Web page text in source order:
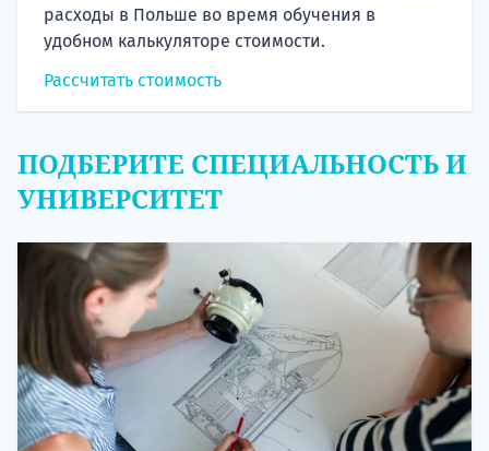
расходы в Польше во время обучения в
удобном калькуляторе стоимости.
Рассчитать стоимость
ПОДБЕРИТЕ СПЕЦИАЛЬНОСТЬ И
УНИВЕРСИТЕТ